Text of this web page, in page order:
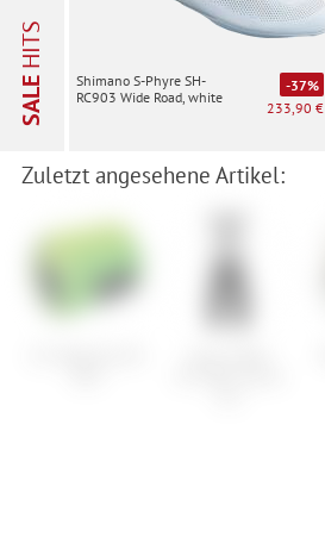
SALE
HITS
Shimano S-Phyre SH-
RC903 Wide Road, white
-37%
233,90 €
Zuletzt angesehene Artikel: